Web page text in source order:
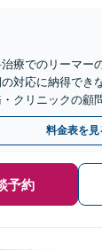
治療でのリーマ
対応に納得でき
クリニックの顧
るトラブルの解
料金表を見
予約